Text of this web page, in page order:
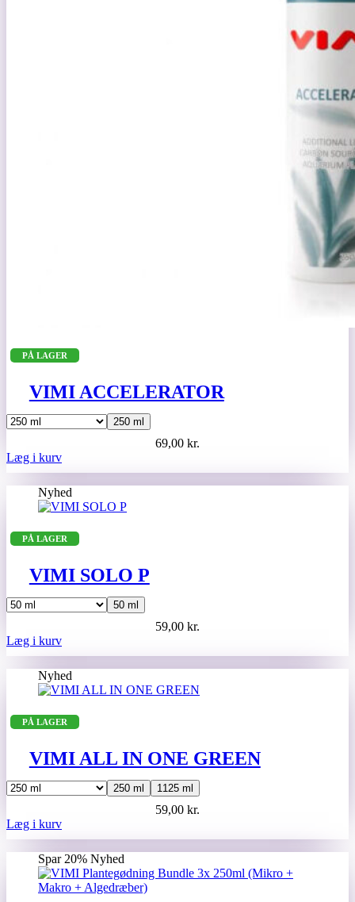
PÅ LAGER
VIMI ACCELERATOR
250 ml
69,00 kr.
Læg i kurvDette
vare
har
flere
varianter.
kan
på
varesiden
Nyhed
PÅ LAGER
VIMI SOLO P
50 ml
59,00 kr.
Læg i kurvDette
vare
har
flere
varianter.
kan
på
varesiden
Nyhed
PÅ LAGER
VIMI ALL IN ONE GREEN
250 ml 1125 ml
59,00 kr.
Læg i kurvDette
vare
har
flere
varianter.
Mulighederne
Spar 20% Nyhed